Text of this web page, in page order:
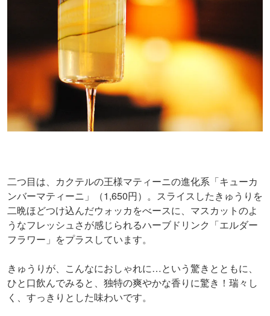
二つ目は、カクテルの王様マティーニの進化系「キューカ
ンバーマティーニ」（1,650円）。スライスしたきゅうりを
二晩ほどつけ込んだウォッカをべースに、マスカットのよ
うなフレッシュさが感じられるハーブドリンク「エルダー
フラワー」をプラスしています。
きゅうりが、こんなにおしゃれに…という驚きとともに、
ひと口飲んでみると、独特の爽やかな香りに驚き！瑞々し
く、すっきりとした味わいです。